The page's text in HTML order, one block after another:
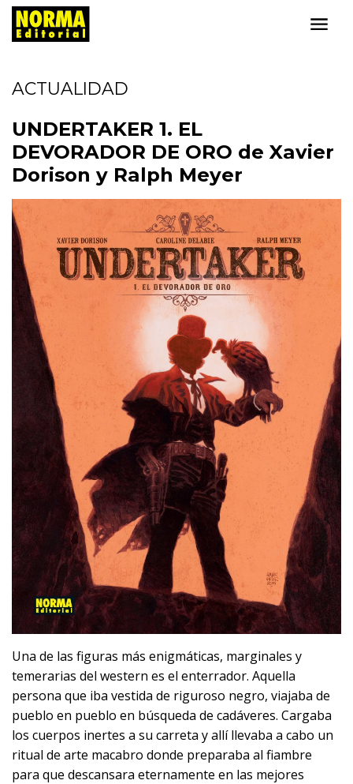
ACTUALIDAD
UNDERTAKER 1. EL
DEVORADOR DE ORO de Xavier
Dorison y Ralph Meyer
Una de las figuras más enigmáticas, marginales y
temerarias del western es el enterrador. Aquella
persona que iba vestida de riguroso negro, viajaba de
pueblo en pueblo en búsqueda de cadáveres. Cargaba
los cuerpos inertes a su carreta y allí llevaba a cabo un
ritual de arte macabro donde preparaba al fiambre
para que descansara eternamente en las mejores